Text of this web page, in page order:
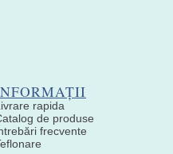
rapida
de produse
frecvente